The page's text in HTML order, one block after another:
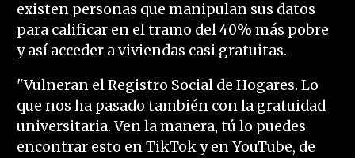
existen personas que manipulan sus datos
para calificar en el tramo del 40% más pobre
y así acceder a viviendas casi gratuitas.
"Vulneran el Registro Social de Hogares. Lo
que nos ha pasado también con la gratuidad
universitaria. Ven la manera, tú lo puedes
encontrar esto en TikTok y en YouTube, de